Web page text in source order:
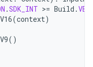
.SDK_INT >= Build .
(context)
()